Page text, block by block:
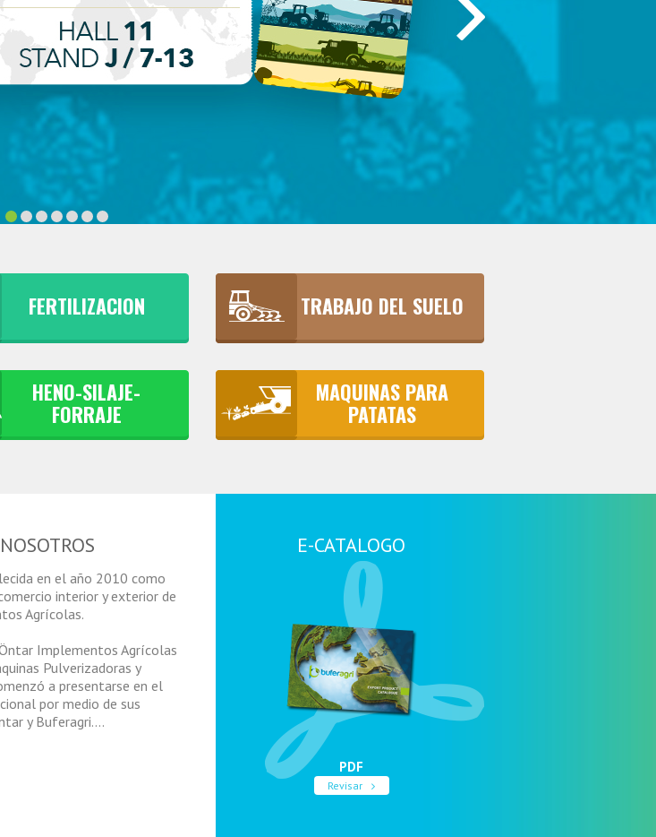
FERTILIZACION TRABAJO DEL SUELO
HENO-SILAJE-
FORRAJE
MAQUINAS PARA
PATATAS
en el año 2010 como
interior y exterior de
Agrícolas.
Implementos Agrícolas
Pulverizadoras y
a presentarse en el
por medio de sus
y Buferagri....
E-CATALOGO
PDF
Revisar